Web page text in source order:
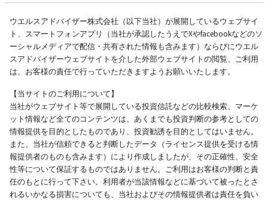
ウエルスアドバイザー株式会社（以下当社）が展開しているウェブサイ
ト、スマートフォンアプリ（当社が承認したうえでXやfacebookなどのソ
ーシャルメディアで配信・共有された情報も含みます）ならびにウエル
スアドバイザーウェブサイトを介した外部ウェブサイトの閲覧、ご利用
は、お客様の責任で行っていただきますようお願いいたします。
【当サイトのご利用について】
当社がウェブサイト等で展開している投資信託などの比較検索、マーケ
ット情報など全てのコンテンツは、あくまでも投資判断の参考としての
情報提供を目的としたものであり、投資勧誘を目的としてはいません。
また、当社が信頼できると判断したデータ（ライセンス提供を受ける情
報提供者のものも含みます）により作成しましたが、その正確性、安全
性等について保証するものではありません。ご利用はお客様の判断と責
任のもとに行って下さい。利用者が当該情報などに基づいて被ったとさ
れるいかなる損害についても、当社およびその情報提供者は責任を負い